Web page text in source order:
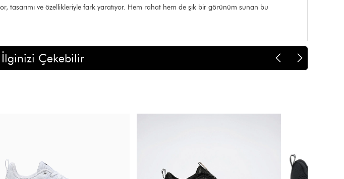
tasarımı ve özellikleriyle fark yaratıyor. Hem rahat hem de şık bir görünüm sunan bu
Çekebilir